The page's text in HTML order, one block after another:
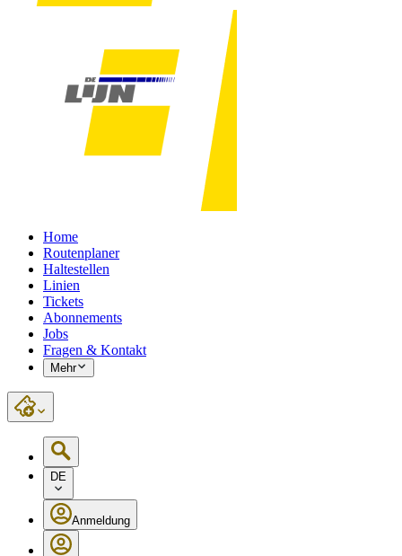
Home
Routenplaner
Haltestellen
Linien
Tickets
Abonnements
Jobs
Fragen & Kontakt
Mehr
DE
Anmeldung